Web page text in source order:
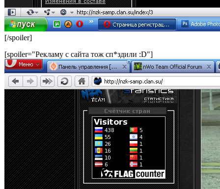
[/spoiler]
[spoiler="Рекламу с сайта тож сп*здили :D"]